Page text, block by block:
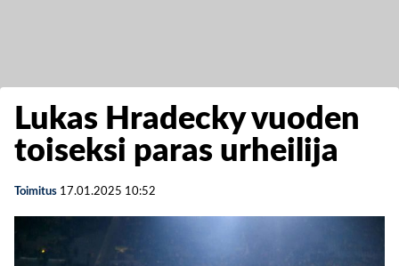
Lukas Hradecky vuoden
toiseksi paras urheilija
Toimitus 17.01.2025 10:52